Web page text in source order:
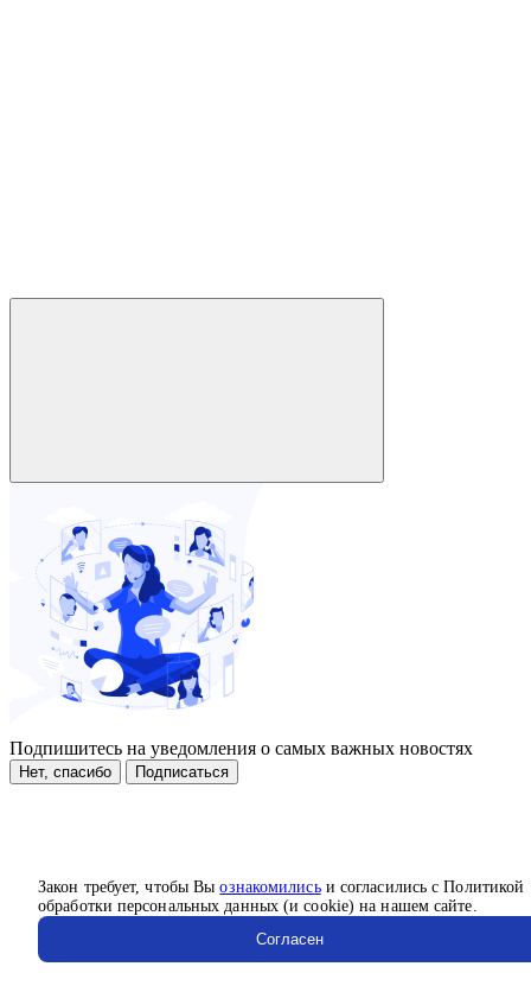
Закон требует, чтобы Выознакомилисьи согласились с Политикой
обработки персональных данных (и cookie) на нашем сайте.
Согласен
Подпишитесь на уведомления о самых важных новостях
Нет, спасибо Подписаться